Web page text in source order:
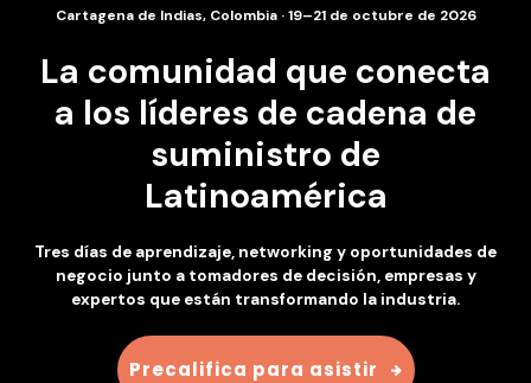
Cartagena de Indias, Colombia · 19–21 de octubre de 2026
La comunidad que conecta
a los líderes de cadena de
suministro de
Latinoamérica
Tres días de aprendizaje, networking y oportunidades de
negocio junto a tomadores de decisión, empresas y
expertos que están transformando la industria.
Precalifica para asistir